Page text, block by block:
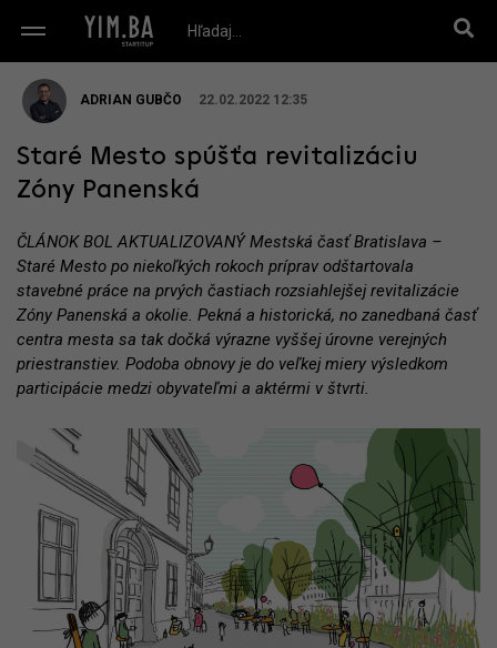
ADRIAN GUBČO 22.02.2022 12:35
Staré Mesto spúšťa revitalizáciu
Zóny Panenská
ČLÁNOK BOL AKTUALIZOVANÝ Mestská časť Bratislava –
Staré Mesto po niekoľkých rokoch príprav odštartovala
stavebné práce na prvých častiach rozsiahlejšej revitalizácie
Zóny Panenská a okolie. Pekná a historická, no zanedbaná časť
centra mesta sa tak dočká výrazne vyššej úrovne verejných
priestranstiev. Podoba obnovy je do veľkej miery výsledkom
participácie medzi obyvateľmi a aktérmi v štvrti.